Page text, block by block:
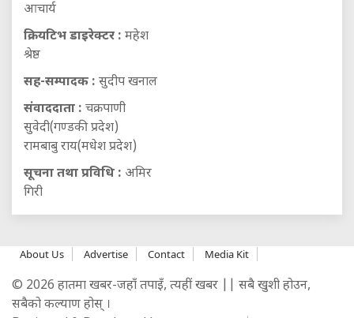
आचार्य
क्रियटिभ डाइरेक्टर : महेश
श्रेष्ठ
सह-सम्पादक : सुदीप खनाल
संवाददाता : चक्रपाणी
सुवेदी(गण्डकी प्रदेश)
रामबाबु राय(मधेश प्रदेश)
सूचना तथा प्रविधि : अमिर
गिरी
About Us Advertise Contact Media Kit
© 2026 हातमा खबर-जहाँ तपाइँ, त्यहीं खबर || सबै खुशी होउन,
सबैको कल्याण होस् ।